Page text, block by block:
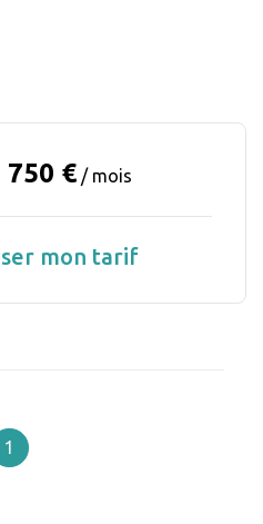
750 € / mois
mon tarif
1